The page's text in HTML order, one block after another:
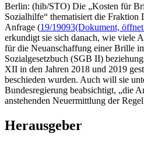
Berlin: (hib/STO) Die „Kosten für
Sozialhilfe“ thematisiert die
Anfrage (19/19093(Dokument, öffnet
erkundigt sie sich danach, wie viele
für die Neuanschaffung einer Brille
Sozialgesetzbuch (SGB II)
XII in den Jahren 2018 und 2019
beschieden wurden. Auch will sie
Bundesregierung beabsichtigt, „die
anstehenden Neuermittlung der
Herausgeber